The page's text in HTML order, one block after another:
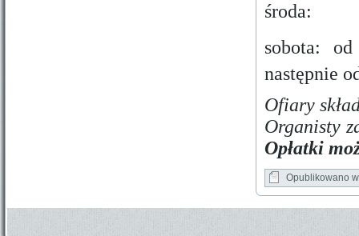
sobota:
następnie
Ofiary
Organisty
Opłatki
Opublikowano w